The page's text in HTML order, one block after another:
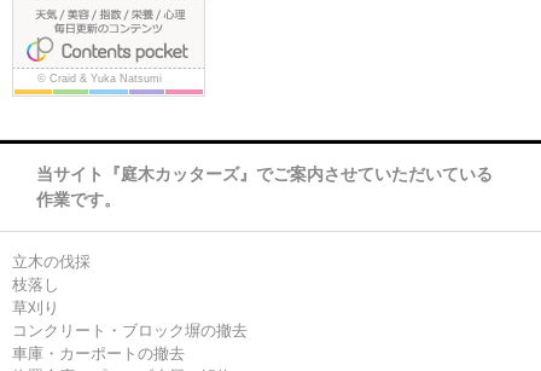
当サイト『庭木カッターズ』でご案内させていただいている
作業です。
立木の伐採
枝落し
草刈り
コンクリート・ブロック塀の撤去
車庫・カーポートの撤去